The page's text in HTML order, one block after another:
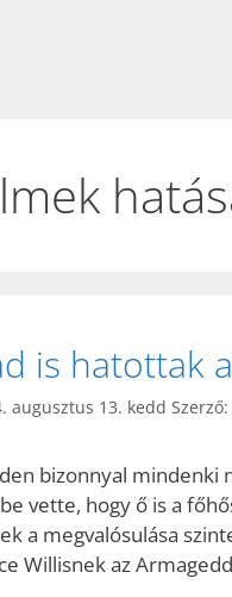
is hatottak
augusztus 13. kedd Szerző:
bizonnyal mindenki
vette, hogy ő is a
a megvalósulása
Willisnek az